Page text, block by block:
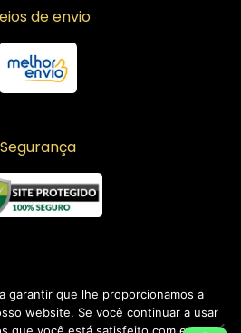
de envio
Segurança
garantir que lhe proporcionamos a
website. Se você continuar a usar